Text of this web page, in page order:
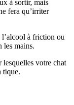
à sortir, mais
fera qu’irriter
à friction ou
les mains.
lesquelles votre chat
tique.